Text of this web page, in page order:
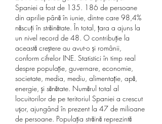
Spaniei a fost de 135. 186 de persoane
din aprilie până în iunie, dintre care 98,4%
născuți în străinătate. În total, țara a ajuns la
un nivel record de 48. O contribuție la
această creștere au avut-o și românii,
conform cifrelor INE. Statistici în timp real
despre populaţie, guvernare, economie,
societate, media, mediu, alimentaţie, apă,
energie, şi sănătate. Numărul total al
locuitorilor de pe teritoriul Spaniei a crescut
ușor, ajungând în prezent la 47 de milioane
de persoane. Populația străină reprezintă